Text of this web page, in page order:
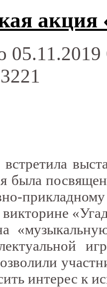
акция
05.11.2019
была
прикладному
интерес к